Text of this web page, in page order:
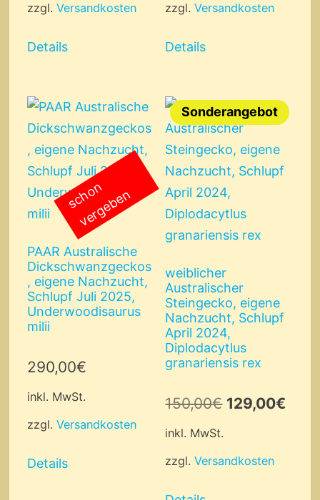
zzgl. Versandkosten
Details
zzgl.Versandkosten
Details
PAAR Australische
Dickschwanzgeckos
, eigene Nachzucht,
Schlupf Juli 2025,
Underwoodisaurus
milii
290,00€
inkl. MwSt.
zzgl. Versandkosten
Details
s
c
h
o
n
v
e
r
g
e
b
e
n
Sonderangebot
weiblicher
Australischer
Steingecko, eigene
Nachzucht, Schlupf
April 2024,
Diplodacytlus
granariensis rex
150,00€
war:
129,00€
inkl. MwSt.
zzgl.Versandkosten